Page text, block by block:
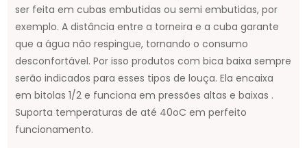
ser feita em cubas embutidas ou semi embutidas, por
exemplo. A distância entre a torneira e a cuba garante
que a água não respingue, tornando o consumo
desconfortável. Por isso produtos com bica baixa sempre
serão indicados para esses tipos de louça. Ela encaixa
em bitolas 1/2 e funciona em pressões altas e baixas .
Suporta temperaturas de até 40oC em perfeito
funcionamento.